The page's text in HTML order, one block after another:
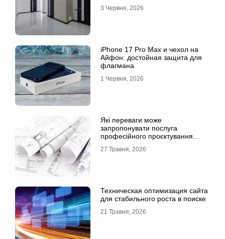
3 Червня, 2026
iPhone 17 Pro Max и чехол на
Айфон: достойная защита для
флагмана
1 Червня, 2026
Які переваги може
запропонувати послуга
професійного проєктування
27 Травня, 2026
Техническая оптимизация сайта
для стабильного роста в поиске
21 Травня, 2026